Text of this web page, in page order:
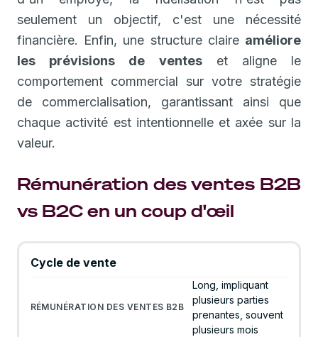
seulement un objectif, c'est une nécessité
financière. Enfin, une structure claire améliore
les prévisions de venteset aligne le
comportement commercial sur votre stratégie
de commercialisation, garantissant ainsi que
chaque activité est intentionnelle et axée sur la
valeur.
Rémunération des ventes B2B
vs B2C en un coup d'œil
Cycle de vente
Long, impliquant
plusieurs parties
prenantes, souvent
plusieurs mois